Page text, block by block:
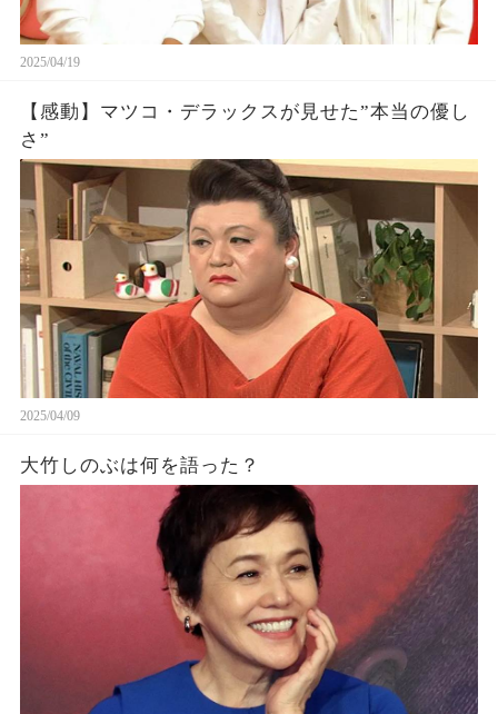
2025/04/19
【感動】マツコ・デラックスが見せた”本当の優し
さ”
2025/04/09
大竹しのぶは何を語った？